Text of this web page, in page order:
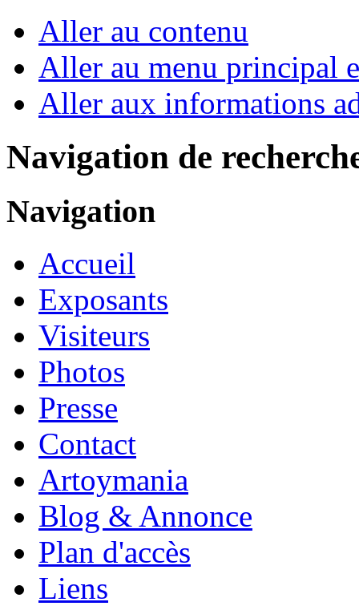
Aller au contenu
Aller au menu principal
Aller aux informations
Navigation de
Navigation
Accueil
Exposants
Visiteurs
Photos
Presse
Contact
Artoymania
Blog & Annonce
Plan d'accès
Liens